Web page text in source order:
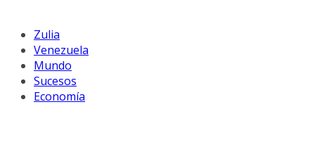
Zulia
Venezuela
Mundo
Sucesos
Economía